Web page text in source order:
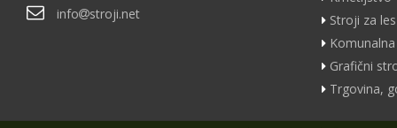
info stroji.net
Stroji za les
Grafični
Trgovina,